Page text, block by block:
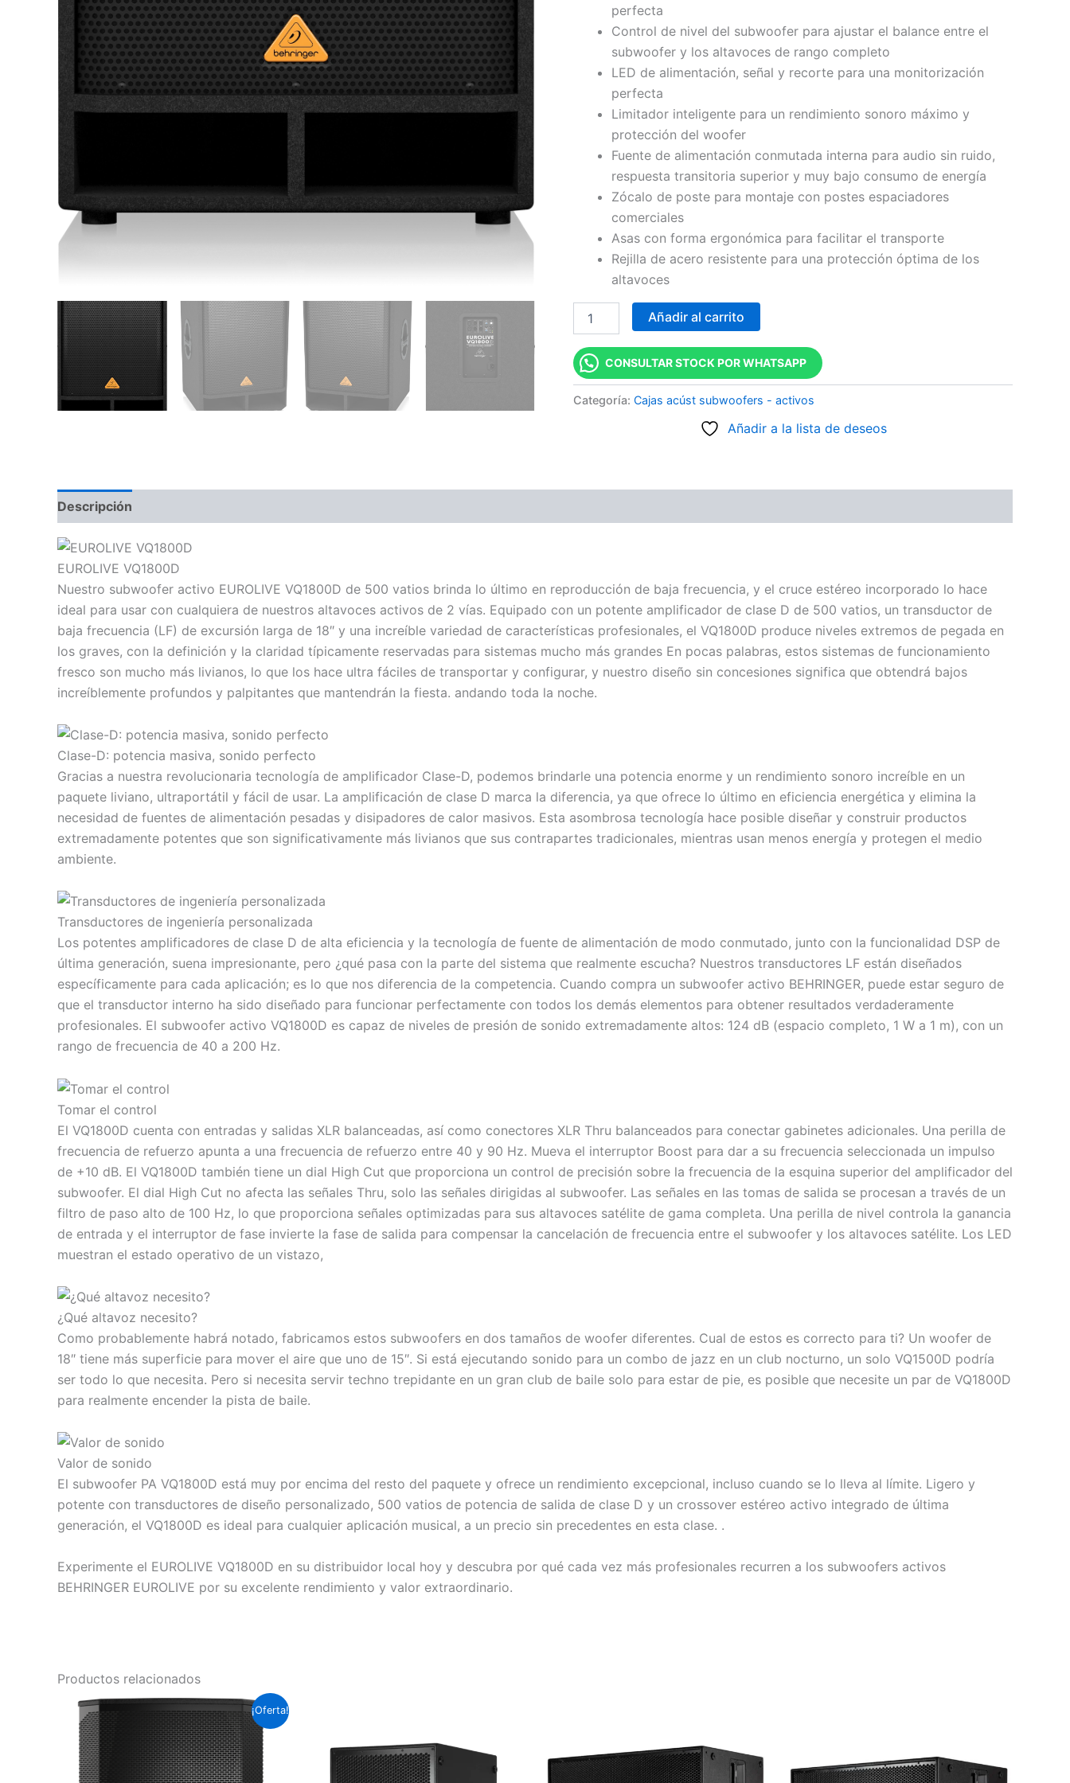
perfecta
Control de nivel del subwoofer para ajustar el balance entre el
subwoofer y los altavoces de rango completo
LED de alimentación, señal y recorte para una monitorización
perfecta
Limitador inteligente para un rendimiento sonoro máximo y
protección del woofer
Fuente de alimentación conmutada interna para audio sin ruido,
respuesta transitoria superior y muy bajo consumo de energía
Zócalo de poste para montaje con postes espaciadores
comerciales
Asas con forma ergonómica para facilitar el transporte
Rejilla de acero resistente para una protección óptima de los
altavoces
Añadir al carrito
CONSULTAR STOCK POR WHATSAPP
Categoría: Cajas acúst subwoofers - activos
Añadir a la lista de deseos
Descripción
EUROLIVE VQ1800D
Nuestro subwoofer activo EUROLIVE VQ1800D de 500 vatios brinda lo último en reproducción de baja frecuencia, y el cruce estéreo incorporado lo hace
ideal para usar con cualquiera de nuestros altavoces activos de 2 vías. Equipado con un potente amplificador de clase D de 500 vatios, un transductor de
baja frecuencia (LF) de excursión larga de 18″ y una increíble variedad de características profesionales, el VQ1800D produce niveles extremos de pegada en
los graves, con la definición y la claridad típicamente reservadas para sistemas mucho más grandes En pocas palabras, estos sistemas de funcionamiento
fresco son mucho más livianos, lo que los hace ultra fáciles de transportar y configurar, y nuestro diseño sin concesiones significa que obtendrá bajos
increíblemente profundos y palpitantes que mantendrán la fiesta. andando toda la noche.
Clase-D: potencia masiva, sonido perfecto
Gracias a nuestra revolucionaria tecnología de amplificador Clase-D, podemos brindarle una potencia enorme y un rendimiento sonoro increíble en un
paquete liviano, ultraportátil y fácil de usar. La amplificación de clase D marca la diferencia, ya que ofrece lo último en eficiencia energética y elimina la
necesidad de fuentes de alimentación pesadas y disipadores de calor masivos. Esta asombrosa tecnología hace posible diseñar y construir productos
extremadamente potentes que son significativamente más livianos que sus contrapartes tradicionales, mientras usan menos energía y protegen el medio
ambiente.
Transductores de ingeniería personalizada
Los potentes amplificadores de clase D de alta eficiencia y la tecnología de fuente de alimentación de modo conmutado, junto con la funcionalidad DSP de
última generación, suena impresionante, pero ¿qué pasa con la parte del sistema que realmente escucha? Nuestros transductores LF están diseñados
específicamente para cada aplicación; es lo que nos diferencia de la competencia. Cuando compra un subwoofer activo BEHRINGER, puede estar seguro de
que el transductor interno ha sido diseñado para funcionar perfectamente con todos los demás elementos para obtener resultados verdaderamente
profesionales. El subwoofer activo VQ1800D es capaz de niveles de presión de sonido extremadamente altos: 124 dB (espacio completo, 1 W a 1 m), con un
rango de frecuencia de 40 a 200 Hz.
Tomar el control
El VQ1800D cuenta con entradas y salidas XLR balanceadas, así como conectores XLR Thru balanceados para conectar gabinetes adicionales. Una perilla de
frecuencia de refuerzo apunta a una frecuencia de refuerzo entre 40 y 90 Hz. Mueva el interruptor Boost para dar a su frecuencia seleccionada un impulso
de +10 dB. El VQ1800D también tiene un dial High Cut que proporciona un control de precisión sobre la frecuencia de la esquina superior del amplificador del
subwoofer. El dial High Cut no afecta las señales Thru, solo las señales dirigidas al subwoofer. Las señales en las tomas de salida se procesan a través de un
filtro de paso alto de 100 Hz, lo que proporciona señales optimizadas para sus altavoces satélite de gama completa. Una perilla de nivel controla la ganancia
de entrada y el interruptor de fase invierte la fase de salida para compensar la cancelación de frecuencia entre el subwoofer y los altavoces satélite. Los LED
muestran el estado operativo de un vistazo,
¿Qué altavoz necesito?
Como probablemente habrá notado, fabricamos estos subwoofers en dos tamaños de woofer diferentes. Cual de estos es correcto para ti? Un woofer de
18″ tiene más superficie para mover el aire que uno de 15″. Si está ejecutando sonido para un combo de jazz en un club nocturno, un solo VQ1500D podría
ser todo lo que necesita. Pero si necesita servir techno trepidante en un gran club de baile solo para estar de pie, es posible que necesite un par de VQ1800D
para realmente encender la pista de baile.
Valor de sonido
El subwoofer PA VQ1800D está muy por encima del resto del paquete y ofrece un rendimiento excepcional, incluso cuando se lo lleva al límite. Ligero y
potente con transductores de diseño personalizado, 500 vatios de potencia de salida de clase D y un crossover estéreo activo integrado de última
generación, el VQ1800D es ideal para cualquier aplicación musical, a un precio sin precedentes en esta clase. .
Experimente el EUROLIVE VQ1800D en su distribuidor local hoy y descubra por qué cada vez más profesionales recurren a los subwoofers activos
BEHRINGER EUROLIVE por su excelente rendimiento y valor extraordinario.
Productos relacionados
¡Oferta!
precio
original
era:
Soles
S/.4,554.0.
El
precio
actual
es:
Soles
S/.4,195.2.